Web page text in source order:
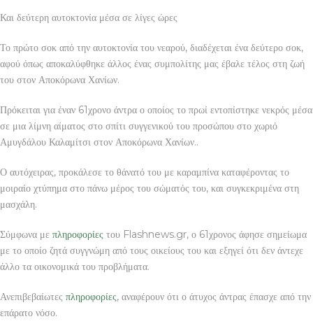
Και δεύτερη αυτοκτονία μέσα σε λίγες ώρες
Το πρώτο σοκ από την αυτοκτονία του νεαρού, διαδέχεται ένα δεύτερο σοκ,
αφού όπως αποκαλύφθηκε άλλος ένας συμπολίτης μας έβαλε τέλος στη ζωή
του στον Αποκόρωνα Χανίων.
Πρόκειται για έναν 61χρονο άντρα ο οποίος το πρωί εντοπίστηκε νεκρός μέσα
σε μια λίμνη αίματος στο σπίτι συγγενικού του προσώπου στο χωριό
Αμυγδάλου Καλαμίτσι στον Αποκόρωνα Χανίων..
Ο αυτόχειρας, προκάλεσε το θάνατό του με καραμπίνα καταφέροντας το
μοιραίο χτύπημα στο πάνω μέρος του σώματός του, και συγκεκριμένα στη
μασχάλη.
Σύμφωνα με πληροφορίες του Flashnews.gr, ο 61χρονος άφησε σημείωμα
με το οποίο ζητά συγγνώμη από τους οικείους του και εξηγεί ότι δεν άντεχε
άλλο τα οικονομικά του προβλήματα.
Ανεπιβεβαίωτες πληροφορίες, αναφέρουν ότι ο άτυχος άντρας έπασχε από την
επάρατο νόσο.